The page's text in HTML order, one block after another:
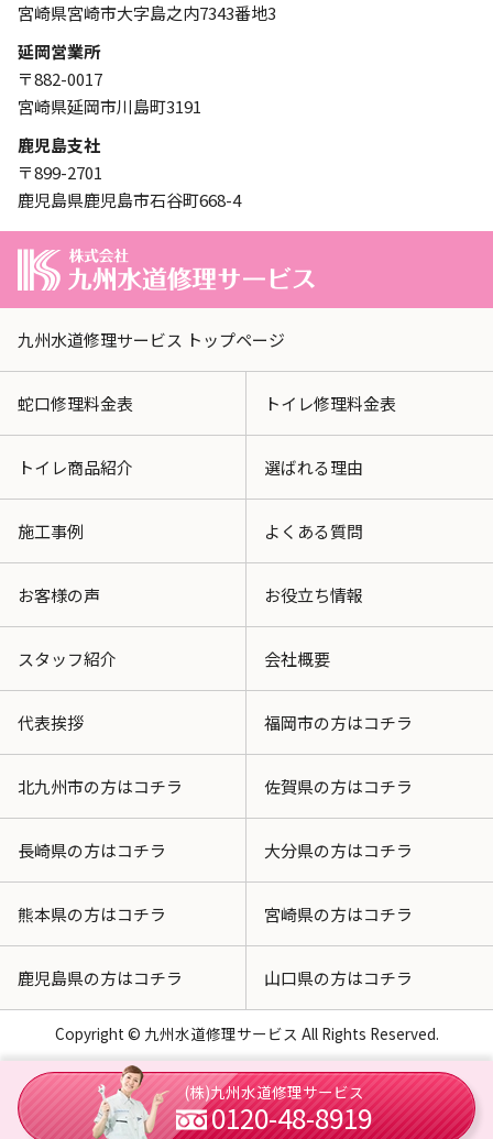
宮崎県宮崎市大字島之内7343番地3
延岡営業所
〒882-0017
宮崎県延岡市川島町3191
鹿児島支社
〒899-2701
鹿児島県鹿児島市石谷町668-4
九州水道修理サービス トップページ
蛇口修理料金表 トイレ修理料金表
トイレ商品紹介 選ばれる理由
施工事例 よくある質問
お客様の声 お役立ち情報
スタッフ紹介 会社概要
代表挨拶 福岡市の方はコチラ
北九州市の方はコチラ 佐賀県の方はコチラ
長崎県の方はコチラ 大分県の方はコチラ
熊本県の方はコチラ 宮崎県の方はコチラ
鹿児島県の方はコチラ 山口県の方はコチラ
Copyright © 九州水道修理サービス All Rights Reserved.
(株)九州水道修理サービス
0120-48-8919